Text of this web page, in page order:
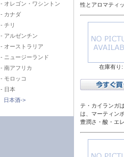
- オレゴン・ワシントン
- カナダ
- チリ
- アルゼンチン
- オーストラリア
- ニュージーランド
- 南アフリカ
- モロッコ
- 日本
日本酒->
性とアロマティ
在庫有り:
テ・カイランガ
は、マーティン
豊潤さ・酸・エ